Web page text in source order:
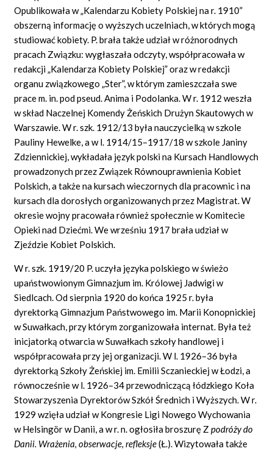
Opublikowała w „Kalendarzu Kobiety Polskiej na r. 1910”
obszerną informację o wyższych uczelniach, w których mogą
studiować kobiety. P. brała także udział w różnorodnych
pracach Związku: wygłaszała odczyty, współpracowała w
redakcji „Kalendarza Kobiety Polskiej” oraz w redakcji
organu związkowego „Ster”, w którym zamieszczała swe
prace m. in. pod pseud. Anima i Podolanka. W r. 1912 weszła
w skład Naczelnej Komendy Żeńskich Drużyn Skautowych w
Warszawie. W r. szk. 1912/13 była nauczycielką w szkole
Pauliny Hewelke, a w l. 1914/15–1917/18 w szkole Janiny
Zdziennickiej, wykładała język polski na Kursach Handlowych
prowadzonych przez Związek Równouprawnienia Kobiet
Polskich, a także na kursach wieczornych dla pracownic i na
kursach dla dorosłych organizowanych przez Magistrat. W
okresie wojny pracowała również społecznie w Komitecie
Opieki nad Dziećmi. We wrześniu 1917 brała udział w
Zjeździe Kobiet Polskich.
W r. szk. 1919/20 P. uczyła języka polskiego w świeżo
upaństwowionym Gimnazjum im. Królowej Jadwigi w
Siedlcach. Od sierpnia 1920 do końca 1925 r. była
dyrektorką Gimnazjum Państwowego im. Marii Konopnickiej
w Suwałkach, przy którym zorganizowała internat. Była też
inicjatorką otwarcia w Suwałkach szkoły handlowej i
współpracowała przy jej organizacji. W l. 1926–36 była
dyrektorką Szkoły Żeńskiej im. Emilii Sczanieckiej w Łodzi, a
równocześnie w l. 1926–34 przewodniczącą łódzkiego Koła
Stowarzyszenia Dyrektorów Szkół Średnich i Wyższych. W r.
1929 wzięła udział w Kongresie Ligi Nowego Wychowania
w Helsingör w Danii, a w r. n. ogłosiła broszurę Zpodróży do
Danii. Wrażenia, obserwacje, refleksje(Ł.). Wizytowała także